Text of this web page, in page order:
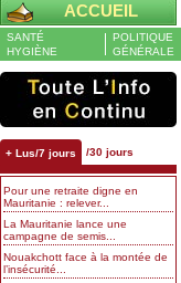
ACCUEIL
SANTÉ
HYGIÈNE
POLITIQUE
GÉNÉRALE
+ Lus/7 jours /30 jours
Pour une retraite digne en
Mauritanie : relever...
La Mauritanie lance une
campagne de semis...
Nouakchott face à la montée de
l’insécurité...